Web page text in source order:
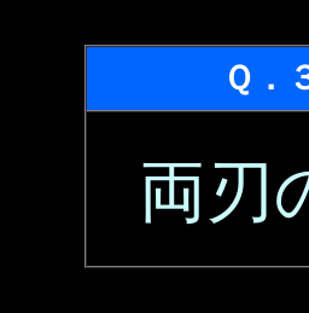
Ｑ．
両刃